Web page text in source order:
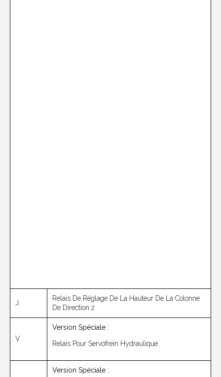
J.
Relais De Réglage De La Hauteur De La Colonne
De Direction 2
V
Version Spéciale :
Relais Pour Servofrein Hydraulique
Version Spéciale :